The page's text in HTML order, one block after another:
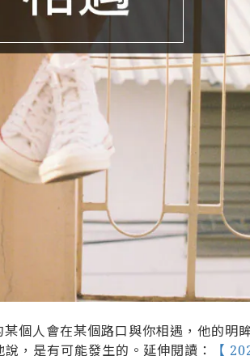
個人會在某個路口與你相遇，他的明
，是有可能發生的。延伸閱讀：
【